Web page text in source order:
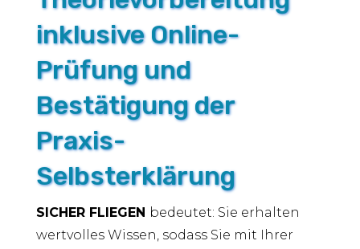
inklusive Online-
Prüfung und
Bestätigung der
Praxis-
Selbsterklärung
SICHER FLIEGEN bedeutet: Sie erhalten
wertvolles Wissen, sodass Sie mit Ihrer